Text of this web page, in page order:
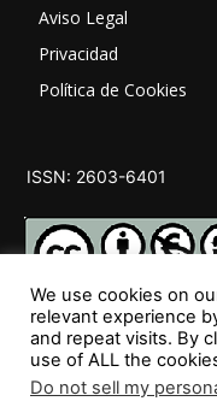
Aviso Legal
Privacidad
Política de Cookies
ISSN: 2603-6401
We use cookies on
relevant experience
and repeat visits. By
use of ALL the
Do not sell my